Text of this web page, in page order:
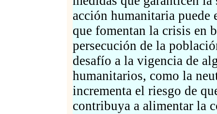
acción humanitaria puede
que fomentan la crisis en
persecución de la
desafío a la vigencia de
humanitarios, como la
incrementa el riesgo de
contribuya a alimentar la